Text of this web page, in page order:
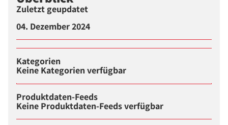
Zuletzt geupdatet
04. Dezember 2024
Kategorien
Keine Kategorien verfügbar
Produktdaten-Feeds
Keine Produktdaten-Feeds verfügbar